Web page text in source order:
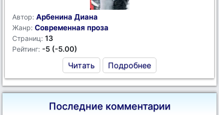
Автор: Арбенина Диана
Жанр: Современная проза
Страниц: 13
Рейтинг: -5 (-5.00)
Читать Подробнее
Последние комментарии